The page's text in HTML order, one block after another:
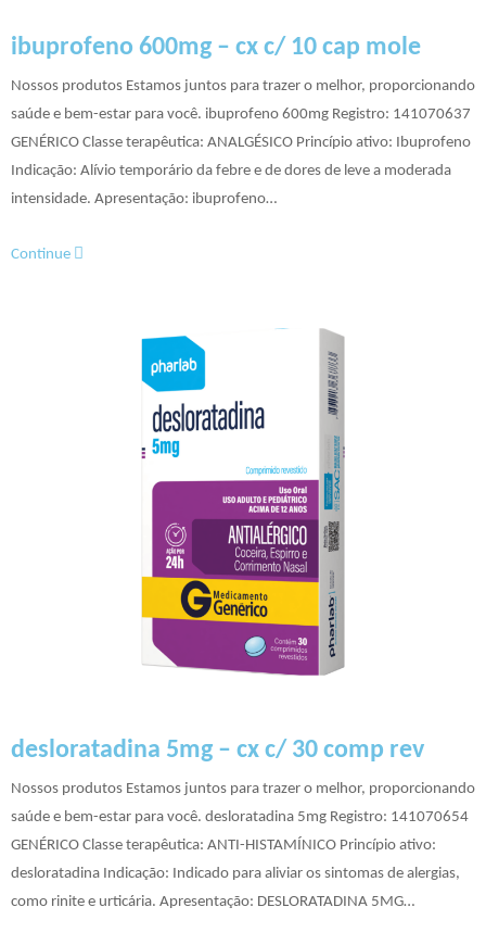
ibuprofeno 600mg – cx c/ 10 cap mole
Nossos produtos Estamos juntos para trazer o melhor, proporcionando
saúde e bem-estar para você. ibuprofeno 600mg Registro: 141070637​
GENÉRICO Classe terapêutica: ANALGÉSICO Princípio ativo: Ibuprofeno
Indicação: Alívio temporário da febre e de dores de leve a moderada
intensidade. Apresentação: ibuprofeno…
Continue
desloratadina 5mg – cx c/ 30 comp rev
Nossos produtos Estamos juntos para trazer o melhor, proporcionando
saúde e bem-estar para você. desloratadina 5mg Registro: 141070654​​
GENÉRICO Classe terapêutica: ANTI-HISTAMÍNICO Princípio ativo:
desloratadina Indicação: Indicado para aliviar os sintomas de alergias,
como rinite e urticária. Apresentação: DESLORATADINA 5MG…